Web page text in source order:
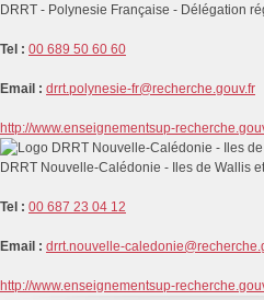
DRRT - Polynesie Française - Délégation
Tel : 00 689 50 60 60
Email : drrt.polynesie-fr@recherche.gouv.fr
http://www.enseignementsup-
DRRT Nouvelle-Calédonie - Iles de Wallis
Tel : 00 687 23 04 12
Email : drrt.nouvelle-
http://www.enseignementsup-